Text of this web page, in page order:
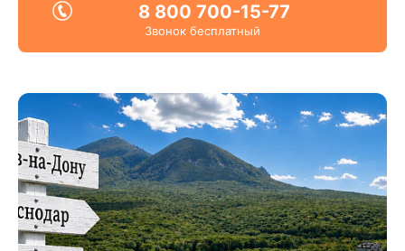
8 800 700-15-77
Звонок бесплатный